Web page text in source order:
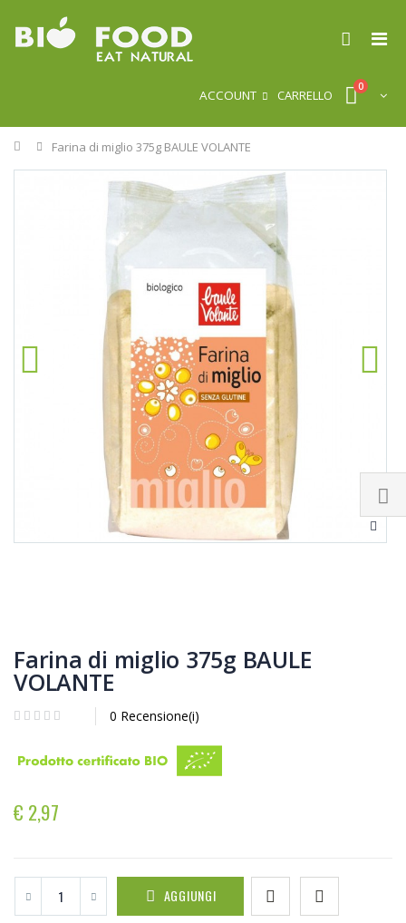
ACCOUNT CARRELLO
0
Home
Farina di miglio 375g BAULE VOLANTE
Farina di miglio 375g BAULE
VOLANTE
0 Recensione(i)
€ 2,97
AGGIUNGI